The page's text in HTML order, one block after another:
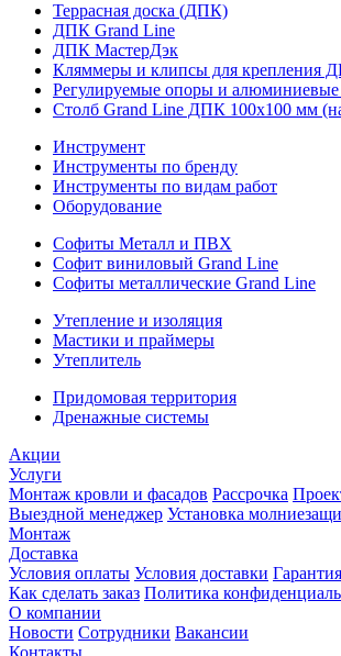
Террасная доска (ДПК)
ДПК Grand Line
ДПК МастерДэк
Кляммеры и клипсы для крепления
Регулируемые опоры и алюминиевые
Столб Grand Line ДПК 100х100 мм
Инструмент
Инструменты по бренду
Инструменты по видам работ
Оборудование
Софиты Металл и ПВХ
Софит виниловый Grand Line
Софиты металлические Grand Line
Утепление и изоляция
Мастики и праймеры
Утеплитель
Придомовая территория
Дренажные системы
Акции
Услуги
Монтаж кровли и фасадов Рассрочка
Выездной менеджер Установка
Монтаж
Доставка
Условия оплаты Условия доставки
Как сделать заказ Политика
О компании
Новости Сотрудники Вакансии
Контакты